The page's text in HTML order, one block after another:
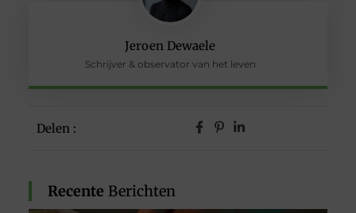
Jeroen Dewaele
Schrijver & observator van het leven
Delen :
Recente Berichten